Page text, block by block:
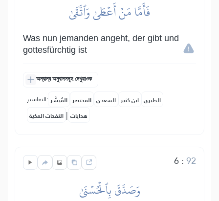
فَأَمَّا مَنۡ أَعۡطَىٰ وَٱتَّقَىٰ
Was nun jemanden angeht, der gibt und
gottesfürchtig ist
অন্যান্য অনুবাদসমূহ দেখুৱাওক
التفاسير: المُيسَّر المختصر السعدي ابن كثير الطبري
النفحات المكية | هدايات
6:92
وَصَدَّقَ بِٱلۡحُسۡنَىٰ